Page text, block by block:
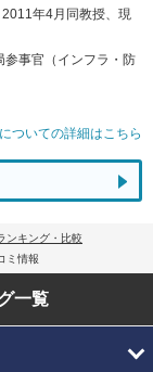
年4月同教授、現
事官（インフラ・防
ついての詳細はこちら
ンキング・比較
ミ情報
一覧